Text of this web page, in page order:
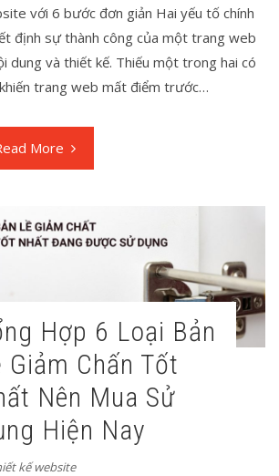
với 6 bước đơn giản Hai yếu tố chính
định sự thành công của một trang web
dung và thiết kế. Thiếu một trong hai có
trang web mất điểm trước…
More
Giảm Chấn Tốt
Nên Mua Sử
Hiện Nay
kế website